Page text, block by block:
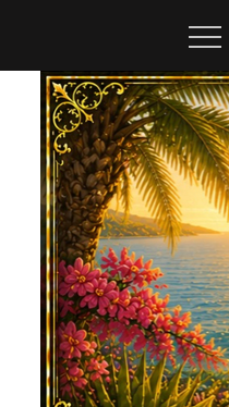
content